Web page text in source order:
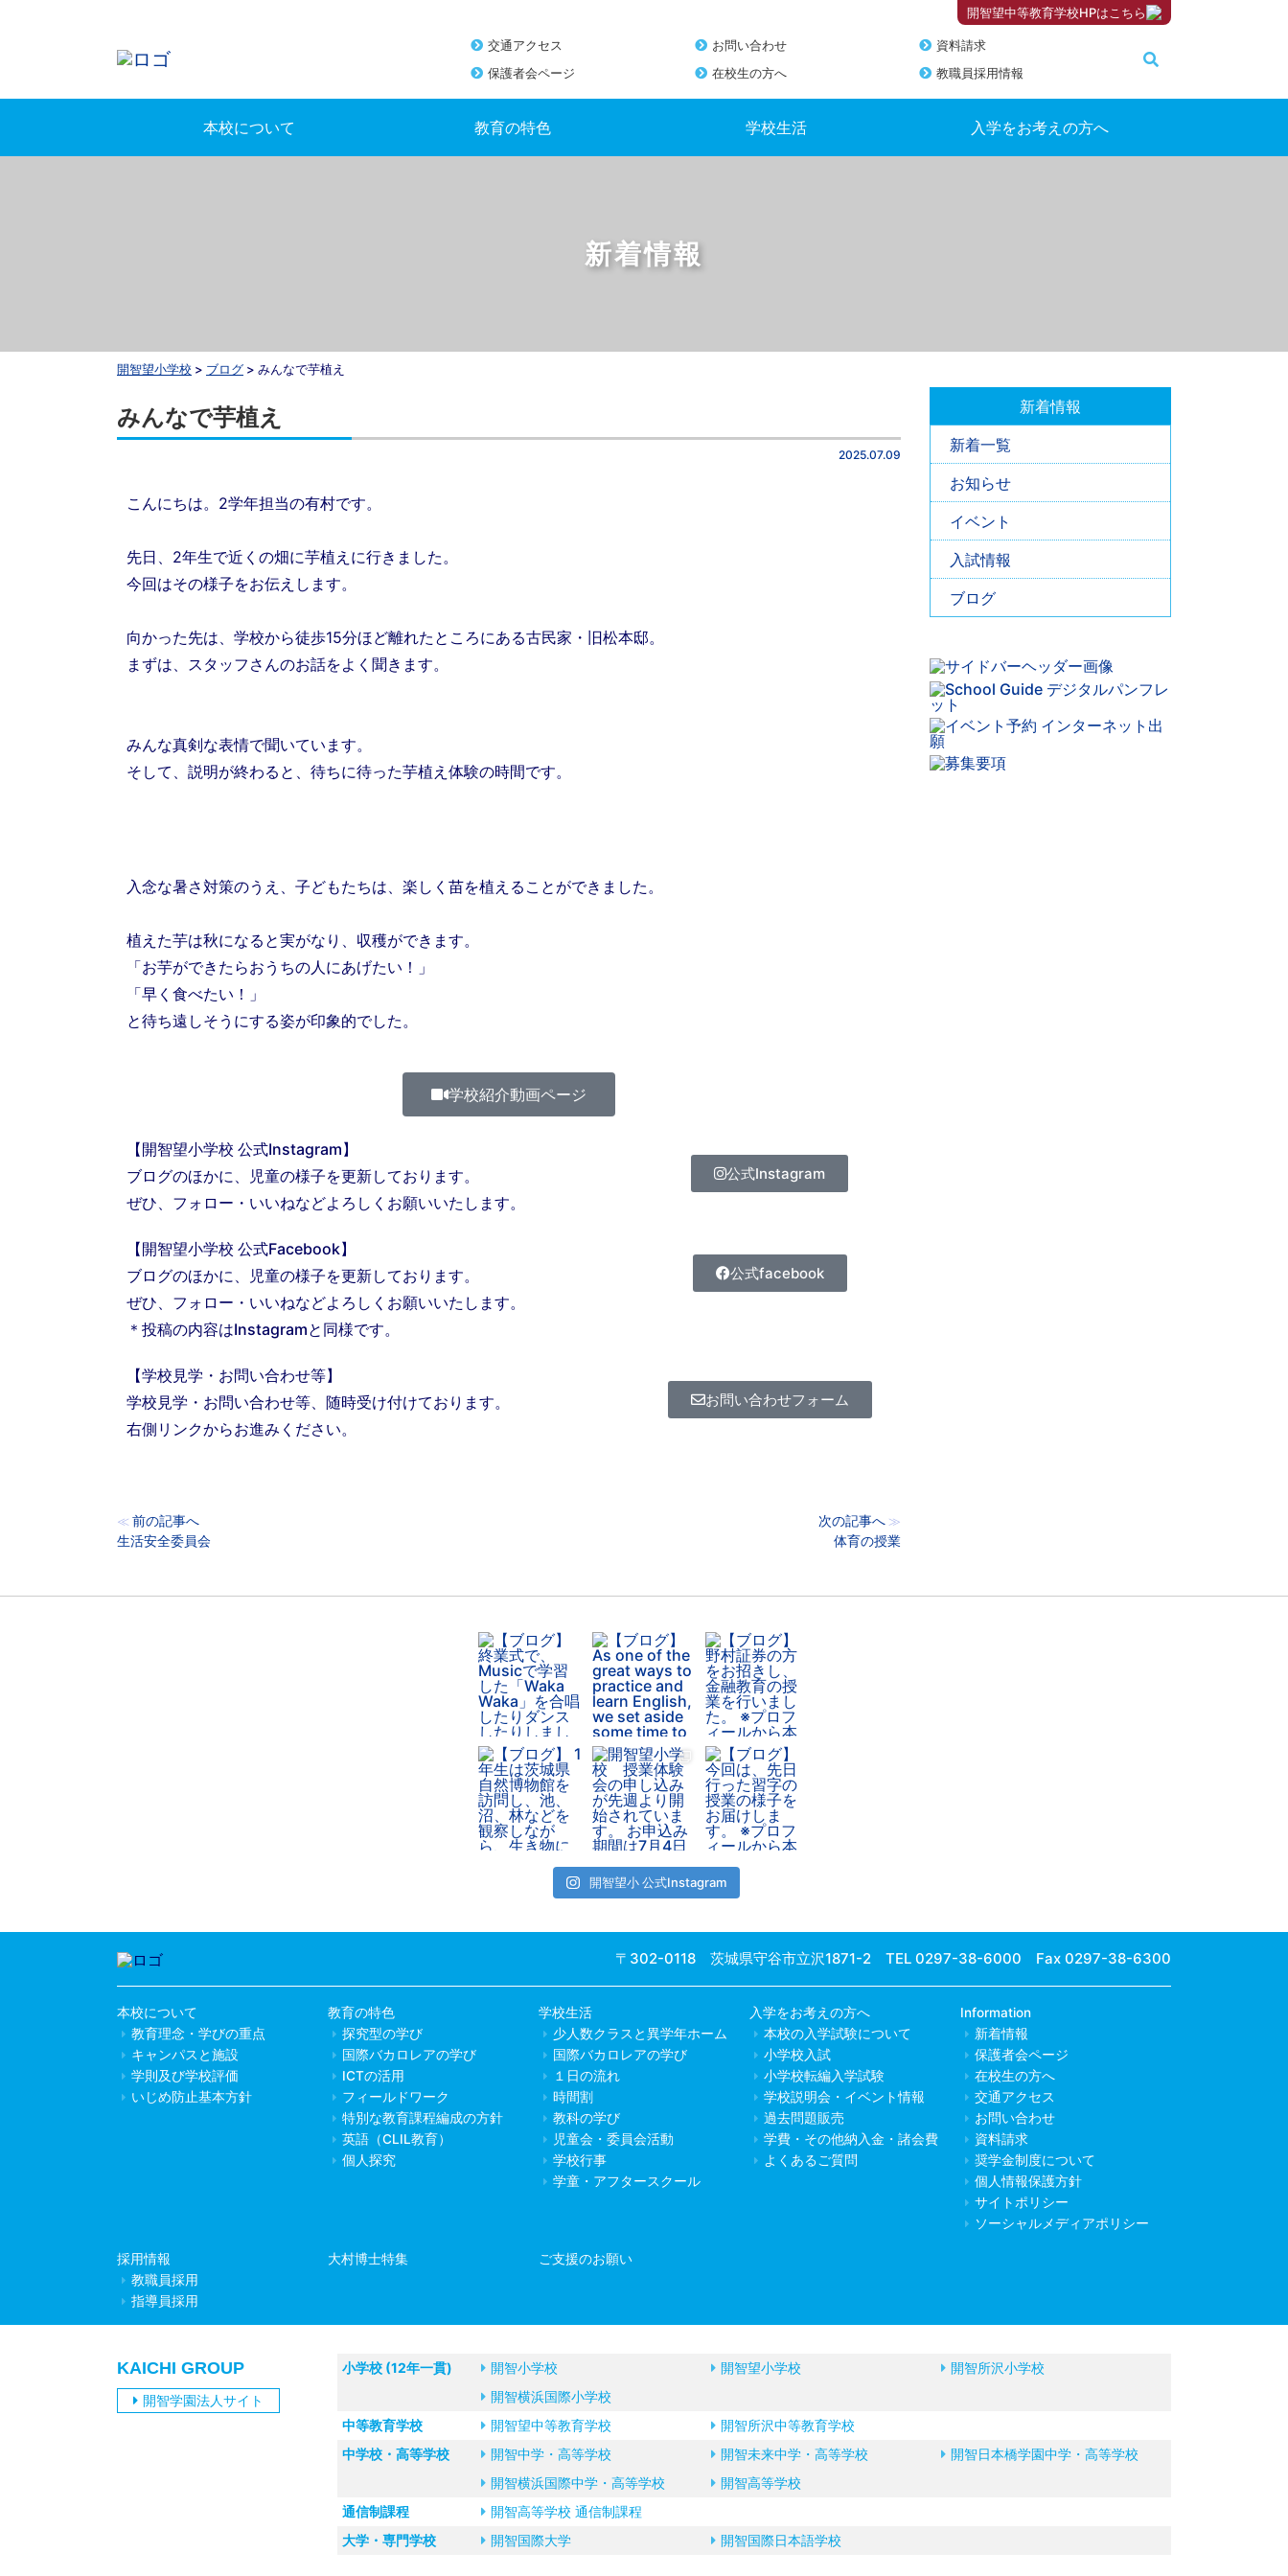
開智望中等教育学校HPはこちら
交通アクセス お問い合わせ
資料請求
保護者会ページ
在校生の方へ 教職員採用情報
本校について 教育の特色 学校生活 入学をお考えの方へ
新着情報
開智望小学校 > ブログ > みんなで芋植え
新着情報
新着一覧
お知らせ
イベント
入試情報
ブログ
みんなで芋植え
2025.07.09
こんにちは。2学年担当の有村です。
先日、2年生で近くの畑に芋植えに行きました。
今回はその様子をお伝えします。
向かった先は、学校から徒歩15分ほど離れたところにある古民家・旧松本邸。
まずは、スタッフさんのお話をよく聞きます。
みんな真剣な表情で聞いています。
そして、説明が終わると、待ちに待った芋植え体験の時間です。
入念な暑さ対策のうえ、子どもたちは、楽しく苗を植えることができました。
植えた芋は秋になると実がなり、収穫ができます。
「お芋ができたらおうちの人にあげたい！」
「早く食べたい！」
と待ち遠しそうにする姿が印象的でした。
学校紹介動画ページ
【開智望小学校 公式Instagram】
ブログのほかに、児童の様子を更新しております。
ぜひ、フォロー・いいねなどよろしくお願いいたします。
公式Instagram
【開智望小学校 公式Facebook】
ブログのほかに、児童の様子を更新しております。
ぜひ、フォロー・いいねなどよろしくお願いいたします。
＊投稿の内容はInstagramと同様です。
公式facebook
【学校見学・お問い合わせ等】
学校見学・お問い合わせ等、随時受け付けております。
右側リンクからお進みください。
お問い合わせフォーム
≪ 前の記事へ
生活安全委員会
次の記事へ≫
体育の授業
開智望小 公式Instagram
〒302-0118 茨城県守谷市立沢1871-2 TEL 0297-38-6000 Fax 0297-38-6300
本校について
教育理念・学びの重点
キャンパスと施設
学則及び学校評価
いじめ防止基本方針
教育の特色
探究型の学び
国際バカロレアの学び
ICTの活用
フィールドワーク
特別な教育課程編成の方針
英語（CLIL教育）
個人探究
学校生活
少人数クラスと異学年ホーム
国際バカロレアの学び
１日の流れ
時間割
教科の学び
児童会・委員会活動
学校行事
学童・アフタースクール
入学をお考えの方へ
本校の入学試験について
小学校入試
小学校転編入学試験
学校説明会・イベント情報
過去問題販売
学費・その他納入金・諸会費
よくあるご質問
Information
新着情報
保護者会ページ
在校生の方へ
交通アクセス
お問い合わせ
資料請求
奨学金制度について
個人情報保護方針
サイトポリシー
ソーシャルメディアポリシー
採用情報
教職員採用
指導員採用
大村博士特集 ご支援のお願い
KAICHI GROUP
開智学園法人サイト
小学校 (12年一貫) 開智小学校 開智望小学校
開智所沢小学校
開智横浜国際小学校
中等教育学校
開智望中等教育学校
開智所沢中等教育学校
中学校・高等学校
開智中学・高等学校 開智未来中学・高等学校
開智日本橋学園中学・高等学校
開智横浜国際中学・高等学校
開智高等学校
通信制課程
開智高等学校 通信制課程
大学・専門学校
開智国際大学 開智国際日本語学校